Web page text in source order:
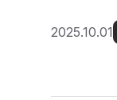
2025.10.01